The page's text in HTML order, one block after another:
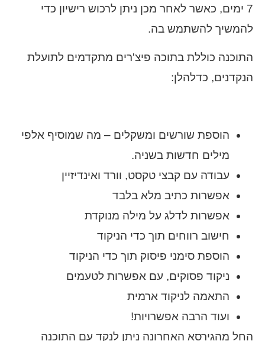
7 ימים, כאשר לאחר מכן ניתן לרכוש רישיון כדי
להמשיך להשתמש בה.
התוכנה כוללת בתוכה פיצ'רים מתקדמים לתועלת
הנקדנים, כדלהלן:
הוספת שורשים ומשקלים – מה שמוסיף אלפי
מילים חדשות בשניה.
עבודה עם קבצי טקסט, וורד ואינדיזיין
אפשרות כתיב מלא בלבד
אפשרות לדלג על מילה מנוקדת
חישוב רווחים תוך כדי הניקוד
הוספת סימני פיסוק תוך כדי הניקוד
ניקוד פסוקים, עם אפשרות לטעמים
התאמה לניקוד ארמית
ועוד הרבה אפשרויות!
החל מהגירסא האחרונה ניתן לנקד עם התוכנה